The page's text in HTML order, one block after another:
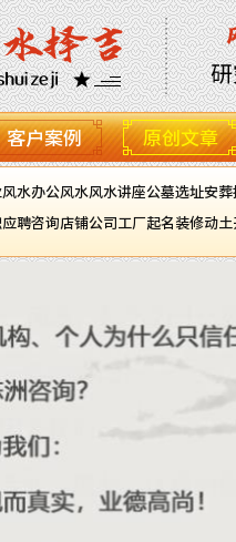
客户案例 原创文章
水办公风水风水讲座公墓选址安
聘咨询店铺公司工厂起名装修动